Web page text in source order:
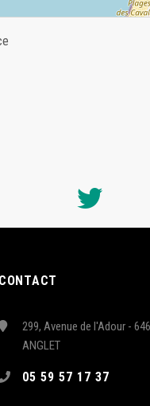
CONTACT
299, Avenue de l'Adour -
ANGLET
05 59 57 17 37